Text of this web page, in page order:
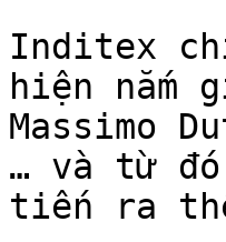
Inditex
hiện nắm
Massimo
… và từ
tiến ra